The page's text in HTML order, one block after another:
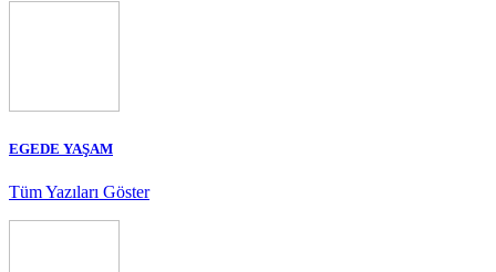
EGEDE YAŞAM
Tüm Yazıları Göster